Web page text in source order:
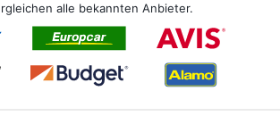
alle bekannten Anbieter.